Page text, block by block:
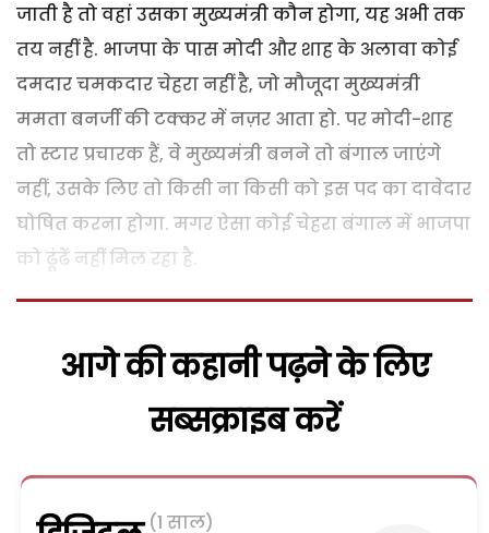
जाती है तो वहां उसका मुख्यमंत्री कौन होगा, यह अभी तक
तय नहीं है. भाजपा के पास मोदी और शाह के अलावा कोई
दमदार चमकदार चेहरा नहीं है, जो मौजूदा मुख्यमंत्री
ममता बनर्जी की टक्कर में नज़र आता हो. पर मोदी-शाह
तो स्टार प्रचारक हैं, वे मुख्यमंत्री बनने तो बंगाल जाएंगे
नहीं, उसके लिए तो किसी ना किसी को इस पद का दावेदार
घोषित करना होगा. मगर ऐसा कोई चेहरा बंगाल में भाजपा
को ढूंढें नहीं मिल रहा है.
आगे की कहानी पढ़ने के लिए
सब्सक्राइब करें
(1 साल)